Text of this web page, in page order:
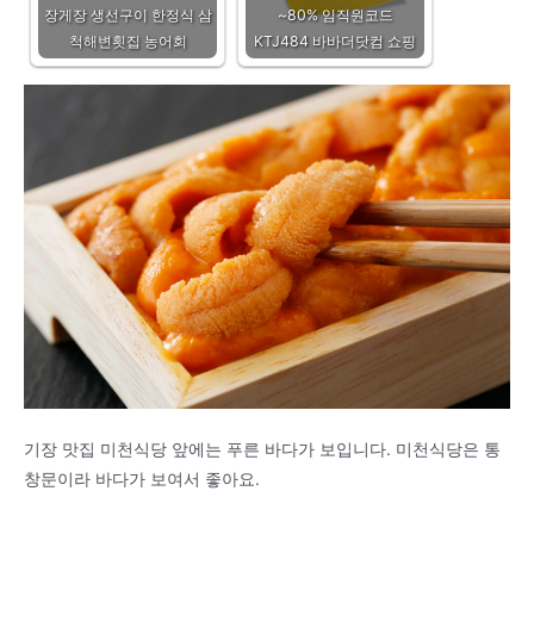
장게장 생선구이 한정식 삼
척해변횟집 농어회
~80% 임직원코드
KTJ484 바바더닷컴 쇼핑
기장 맛집 미천식당 앞에는 푸른 바다가 보입니다. 미천식당은 통
창문이라 바다가 보여서 좋아요.